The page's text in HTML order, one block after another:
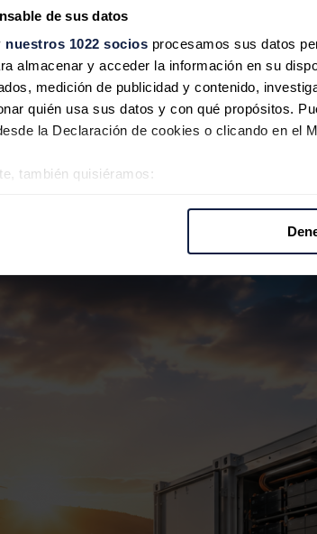
de sus datos
nuestros 1022 socios procesamos sus datos
almacenar y acceder la información en su
medición de publicidad y contenido,
quién usa sus datos y con qué propósitos.
la Declaración de cookies o clicando en el
también quisiéramos:
horas para independizar a
España y Portugal refuerzan